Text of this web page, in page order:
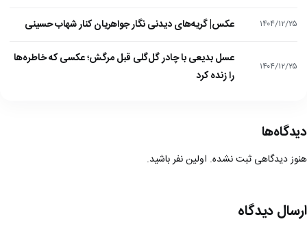
۱۴۰۴/۱۲/۲۵ عکس| گریه‌های دیدنی نگار جواهریان کنار شهاب حسینی
۱۴۰۴/۱۲/۲۵
عسل بدیعی با چادر گل‌گلی قبل مرگش؛ عکسی که خاطره‌ها
را زنده کرد
دیدگاه‌ها
هنوز دیدگاهی ثبت نشده. اولین نفر باشید.
ارسال دیدگاه